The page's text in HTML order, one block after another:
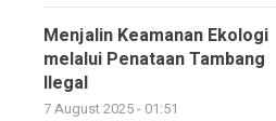
Menjalin Keamanan Ekologi
melalui Penataan Tambang
Ilegal
7 August 2025 - 01:51